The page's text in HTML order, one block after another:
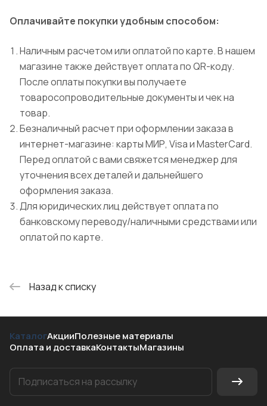
Оплачивайте покупки удобным способом:
Наличным расчетом или оплатой по карте. В нашем
магазине также действует оплата по QR-коду.
После оплаты покупки вы получаете
товаросопроводительные документы и чек на
товар.
Безналичный расчет при оформлении заказа в
интернет-магазине: карты МИР, Visa и MasterCard.
Перед оплатой с вами свяжется менеджер для
уточнения всех деталей и дальнейшего
оформления заказа.
Для юридических лиц действует оплата по
банковскому переводу/наличными средствами или
оплатой по карте.
Назад к списку
КаталогАкцииПолезные материалы
Оплата и доставкаКонтактыМагазины